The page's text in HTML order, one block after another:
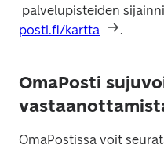
posti.fi/kartta
OmaPosti
OmaPostissa voit